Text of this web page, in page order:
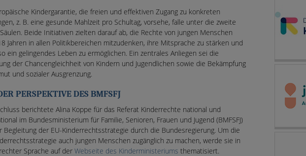
Kindergarantie, die freien und effektiven Zugang zu konkreten
z. B. eine gesunde Mahlzeit pro Schultag, vorsehe, falle unter die zweite
Beide Initiativen zielten darauf ab, die Rechte von jungen Menschen
Jahren in allen Politikbereichen mitzudenken, ihre Mitsprache zu stärken und
ein gelingendes Leben zu ermöglichen. Ein zentrales Anliegen sei die
der Chancengleichheit von Kindern und Jugendlichen sowie die Bekämpfung
und sozialer Ausgrenzung.
PERSPEKTIVE DES BMFSFJ
berichtete Alina Koppe für das Referat Kinderrechte national und
im Bundesministerium für Familie, Senioren, Frauen und Jugend (BMFSFJ)
Begleitung der EU-Kinderrechtsstrategie durch die Bundesregierung. Um die
auch jungen Menschen zugänglich zu machen, werde sie in
Sprache auf der Webseite des Kinderministeriums thematisiert.